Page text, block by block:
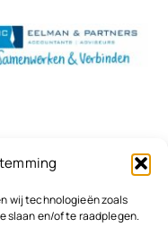
wij technologieën zoals
slaan en/of te raadplegen.